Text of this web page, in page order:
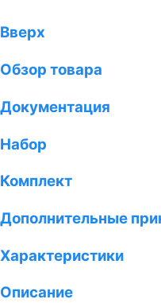
Вверх
Обзор товара
Документация
Набор
Комплект
Дополнительные
Характеристики
Описание